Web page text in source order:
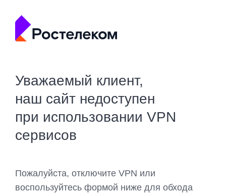
Уважаемый клиент,
наш сайт недоступен
при использовании VPN
сервисов
Пожалуйста, отключите VPN или
воспользуйтесь формой ниже для обхода